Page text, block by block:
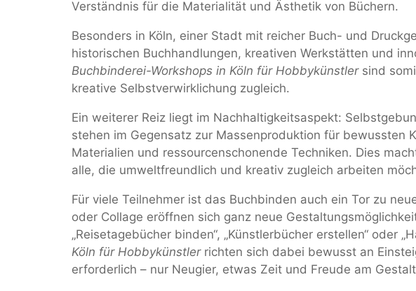
Verständnis für die Materialität und Ästhetik von Büchern.
Besonders in Köln, einer Stadt mit reicher Buch- und
historischen Buchhandlungen, kreativen Werkstätten und
Buchbinderei-Workshops in Köln für Hobbykünstlersind
kreative Selbstverwirklichung zugleich.
Ein weiterer Reiz liegt im Nachhaltigkeitsaspekt:
stehen im Gegensatz zur Massenproduktion für bewussten
Materialien und ressourcenschonende Techniken. Dies
alle, die umweltfreundlich und kreativ zugleich arbeiten
Für viele Teilnehmer ist das Buchbinden auch ein Tor zu
oder Collage eröffnen sich ganz neue
„Reisetagebücher binden“, „Künstlerbücher erstellen“ oder
Köln für Hobbykünstlerrichten sich dabei bewusst an
erforderlich – nur Neugier, etwas Zeit und Freude am